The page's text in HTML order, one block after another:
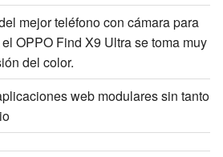
mejor teléfono con cámara para
OPPO Find X9 Ultra se toma muy
del color.
web modulares sin tanto